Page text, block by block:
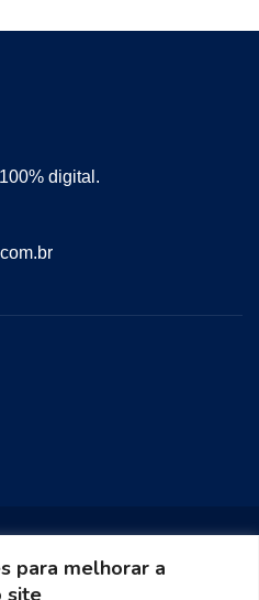
para melhorar a
site
digital.